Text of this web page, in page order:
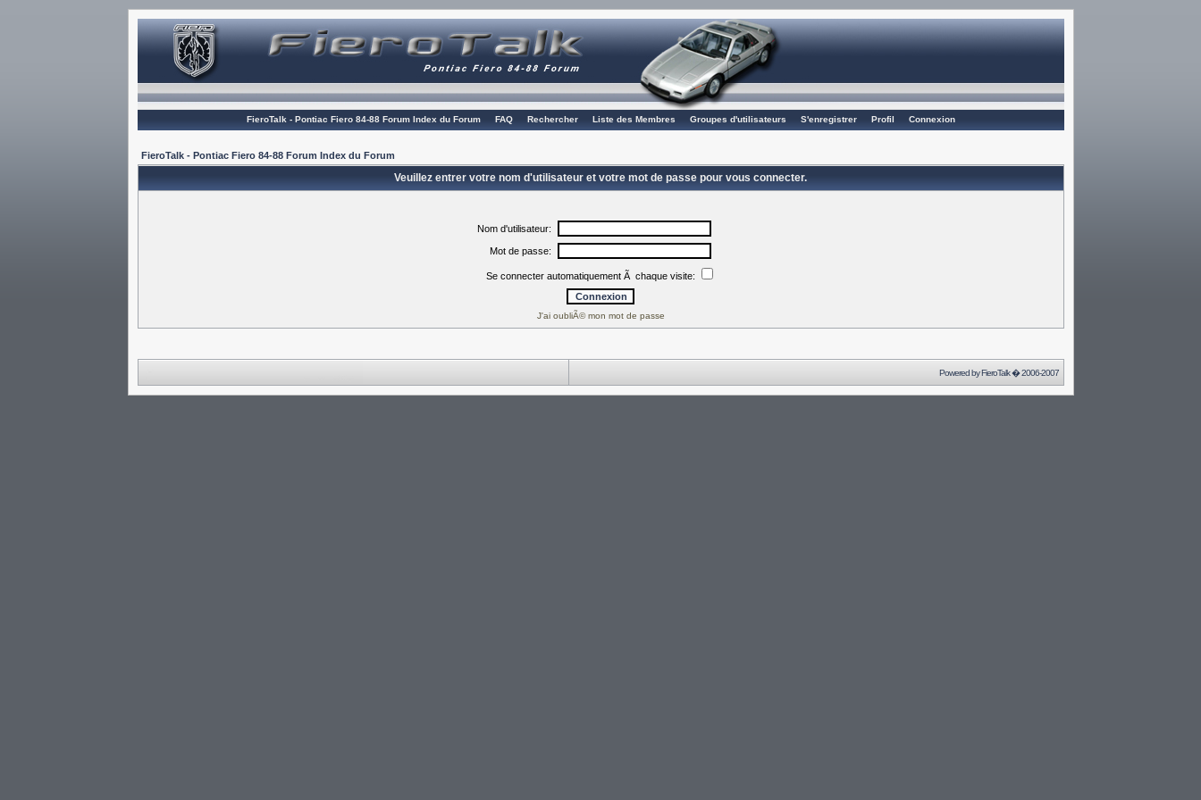
FieroTalk - Pontiac Fiero 84-88 Forum Index du Forum FAQ Rechercher Liste des Membres Groupes d'utilisateurs S'enregistrer Profil Connexion
FieroTalk - Pontiac Fiero 84-88 Forum Index du Forum
Veuillez entrer votre nom d'utilisateur et votre mot de passe pour vous connecter.
Nom d'utilisateur:
Mot de passe:
Se connecter automatiquement Ã chaque visite:
J'ai oubliÃ© mon mot de passe
Powered byFieroTalk� 2006-2007